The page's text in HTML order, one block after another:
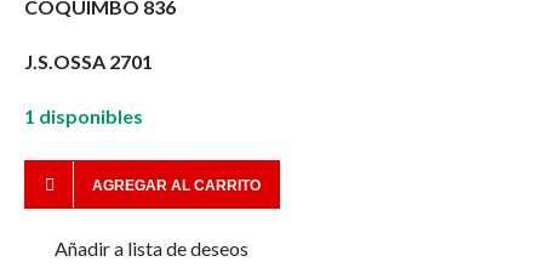
COQUIMBO 836
J.S.OSSA 2701
1 disponibles
AGREGAR AL CARRITO
Añadir a lista de deseos